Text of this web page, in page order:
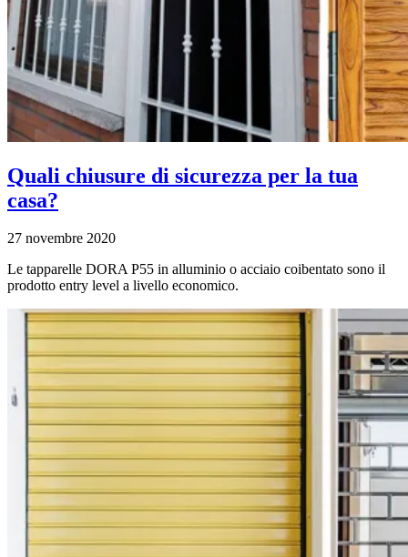
Quali chiusure di sicurezza per la tua
casa?
27 novembre 2020
Le tapparelle DORA P55 in alluminio o acciaio coibentato sono il
prodotto entry level a livello economico.